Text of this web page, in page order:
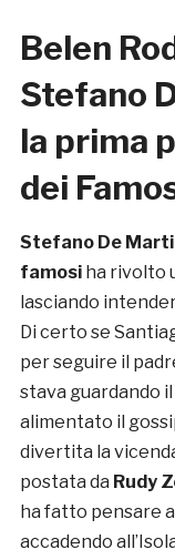
Belen
Stefano
la prima
dei
Stefano De
famosiha rivolto
lasciando
Di certo se
per seguire il
stava guardando
alimentato il
divertita la
postata da Rudy
ha fatto pensare
accadendo